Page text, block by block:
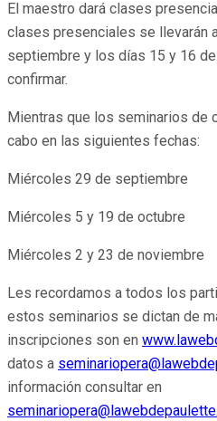
El maestro dará clases
clases presenciales se llevarán
septiembre y los días 15 y 16
confirmar.
Mientras que los seminarios de
cabo en las siguientes fechas:
Miércoles 29 de septiembre
Miércoles 5 y 19 de octubre
Miércoles 2 y 23 de noviembre
Les recordamos a todos los
estos seminarios se dictan de
inscripciones son en
datos a
información consultar en